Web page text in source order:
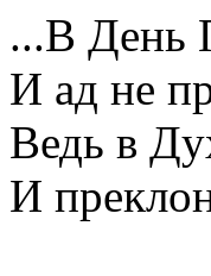
...В День
И ад не
Ведь в
И